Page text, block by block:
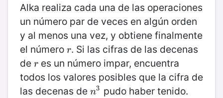
Alka realiza cada una de las operaciones
un número par de veces en algún orden
y al menos una vez, y obtiene finalmente
el número r
r. Si las cifras de las decenas
de r
r es un número impar, encuentra
todos los valores posibles que la cifra de
las decenas de n3
n3 pudo haber tenido.